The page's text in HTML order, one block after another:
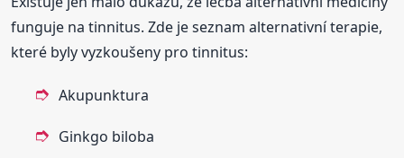
funguje na tinnitus. Zde je seznam alternativní terapie,
které byly vyzkoušeny pro tinnitus:
Akupunktura
Ginkgo biloba